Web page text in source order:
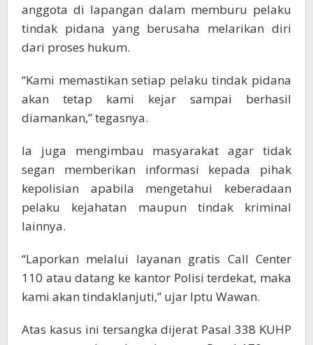
anggota di lapangan dalam memburu pelaku
tindak pidana yang berusaha melarikan diri
dari proses hukum.
“Kami memastikan setiap pelaku tindak pidana
akan tetap kami kejar sampai berhasil
diamankan,” tegasnya.
Ia juga mengimbau masyarakat agar tidak
segan memberikan informasi kepada pihak
kepolisian apabila mengetahui keberadaan
pelaku kejahatan maupun tindak kriminal
lainnya.
“Laporkan melalui layanan gratis Call Center
110 atau datang ke kantor Polisi terdekat, maka
kami akan tindaklanjuti,” ujar Iptu Wawan.
Atas kasus ini tersangka dijerat Pasal 338 KUHP